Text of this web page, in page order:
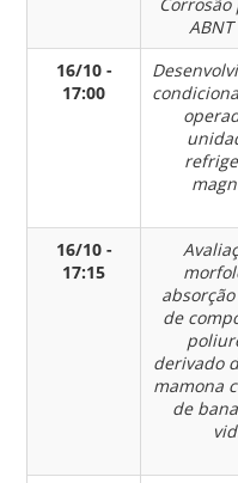
16/10 -
17:00
16/10 -
17:15
de
derivado
mamona
de